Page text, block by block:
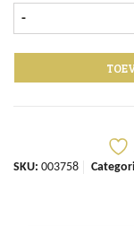
-
SKU: 003758